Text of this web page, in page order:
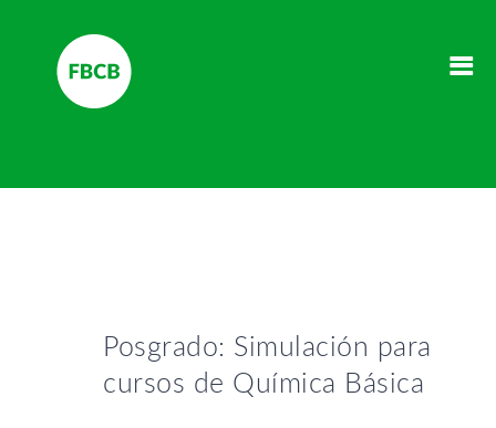
Posgrado: Simulación para
cursos de Química Básica